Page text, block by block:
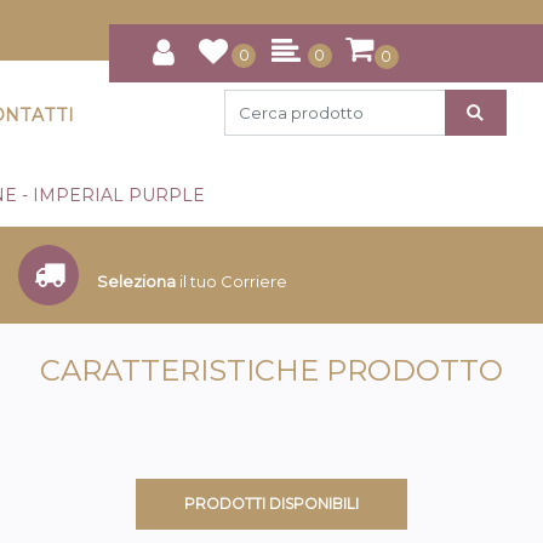
0 0 0
- IMPERIAL PURPLE
Seleziona il tuo Corriere
CARATTERISTICHE PRODOTTO
PRODOTTI DISPONIBILI